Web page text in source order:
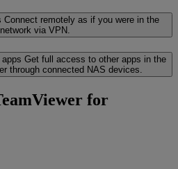
Connect remotely as if you were in the
via VPN.
Get full access to other apps in the
through connected NAS devices.
for